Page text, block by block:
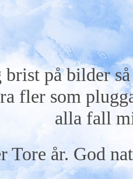
brist på bilder
fler som
alla fall
Tore år. God